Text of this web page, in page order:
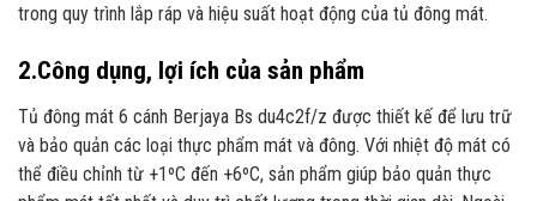
trong quy trình lắp ráp và hiệu suất hoạt động của tủ đông mát.
2.Công dụng, lợi ích của sản phẩm
Tủ đông mát 6 cánh Berjaya Bs du4c2f/z được thiết kế để lưu trữ
và bảo quản các loại thực phẩm mát và đông. Với nhiệt độ mát có
thể điều chỉnh từ +1ºC đến +6ºC, sản phẩm giúp bảo quản thực